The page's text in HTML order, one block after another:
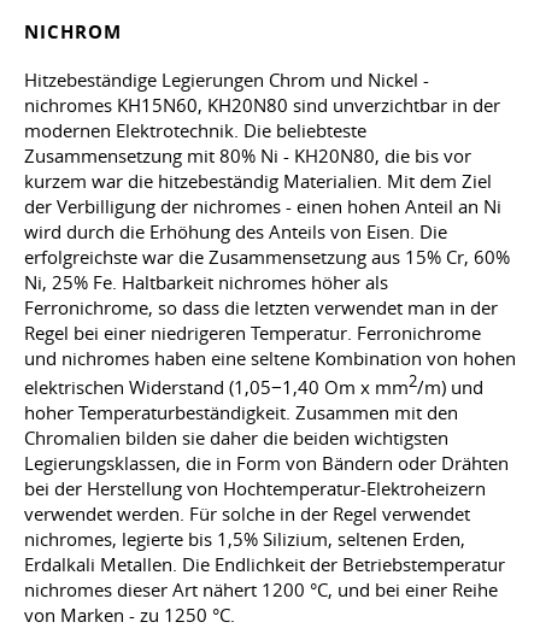
NICHROM
Hitzebeständige Legierungen Chrom und Nickel -
nichromes KH15N60, KH20N80 sind unverzichtbar in der
modernen Elektrotechnik. Die beliebteste
Zusammensetzung mit 80% Ni - KH20N80, die bis vor
kurzem war die hitzebeständig Materialien. Mit dem Ziel
der Verbilligung der nichromes - einen hohen Anteil an Ni
wird durch die Erhöhung des Anteils von Eisen. Die
erfolgreichste war die Zusammensetzung aus 15% Cr, 60%
Ni, 25% Fe. Haltbarkeit nichromes höher als
Ferronichrome, so dass die letzten verwendet man in der
Regel bei einer niedrigeren Temperatur. Ferronichrome
und nichromes haben eine seltene Kombination von hohen
elektrischen Widerstand (1,05−1,40 Om x mm2/m) und
hoher Temperaturbeständigkeit. Zusammen mit den
Chromalien bilden sie daher die beiden wichtigsten
Legierungsklassen, die in Form von Bändern oder Drähten
bei der Herstellung von Hochtemperatur-Elektroheizern
verwendet werden. Für solche in der Regel verwendet
nichromes, legierte bis 1,5% Silizium, seltenen Erden,
Erdalkali Metallen. Die Endlichkeit der Betriebstemperatur
nichromes dieser Art nähert 1200 °C, und bei einer Reihe
von Marken - zu 1250 °C.